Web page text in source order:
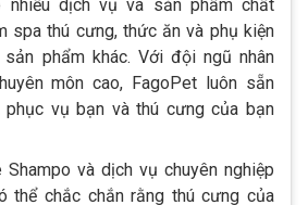
nhiều dịch vụ và sản phẩm chất
spa thú cưng, thức ăn và phụ kiện
phẩm khác. Với đội ngũ nhân
môn cao, FagoPet luôn sẵn
vụ bạn và thú cưng của bạn
và dịch vụ chuyên nghiệp
thể chắc chắn rằng thú cưng của